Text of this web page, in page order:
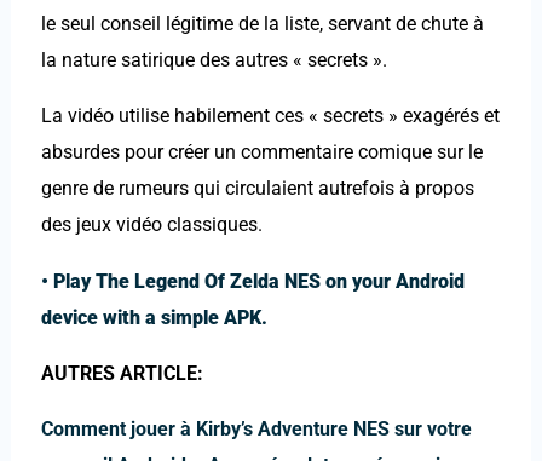
le seul conseil légitime de la liste, servant de chute à
la nature satirique des autres « secrets ».
La vidéo utilise habilement ces « secrets » exagérés et
absurdes pour créer un commentaire comique sur le
genre de rumeurs qui circulaient autrefois à propos
des jeux vidéo classiques.
• Play The Legend Of Zelda NES on your Android
device with a simple APK.
AUTRES ARTICLE:
Comment jouer à Kirby’s Adventure NES sur votre